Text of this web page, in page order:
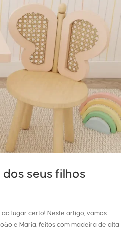
seus filhos
lugar certo! Neste artigo, vamos
e Maria, feitos com madeira de alta